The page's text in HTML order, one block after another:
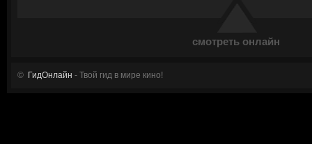
смотреть онлайн
© ГидОнлайн - Твой гид в мире кино!